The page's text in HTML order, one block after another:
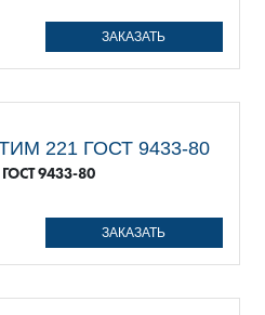
ЗАКАЗАТЬ
9433-80
ЗАКАЗАТЬ